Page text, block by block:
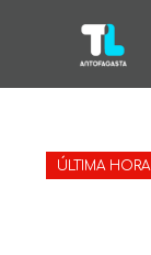
ÚLTIMA HORA